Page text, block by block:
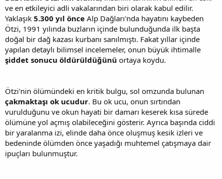
ve en etkileyici adli vakalarından biri olarak kabul edilir.
Yaklaşık 5.300 yıl önce Alp Dağları'nda hayatını kaybeden
Ötzi, 1991 yılında buzların içinde bulunduğunda ilk başta
doğal bir dağ kazası kurbanı sanılmıştı. Fakat yıllar içinde
yapılan detaylı bilimsel incelemeler, onun büyük ihtimalle
şiddet sonucu öldürüldüğünü ortaya koydu.
Ötzi'nin ölümündeki en kritik bulgu, sol omzunda bulunan
çakmaktaşı ok ucudur. Bu ok ucu, onun sırtından
vurulduğunu ve okun hayati bir damarı keserek kısa sürede
ölümüne yol açmış olabileceğini gösterir. Ayrıca başında ciddi
bir yaralanma izi, elinde daha önce oluşmuş kesik izleri ve
bedeninde ölümden önce yaşadığı muhtemel çatışmaya dair
ipuçları bulunmuştur.